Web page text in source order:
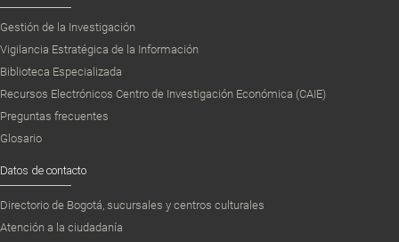
Gestión de la Investigación
Vigilancia Estratégica de la Información
Biblioteca Especializada
Recursos Electrónicos Centro de Investigación Económica (CAIE)
Preguntas frecuentes
Glosario
Datos de contacto
Directorio de Bogotá, sucursales y centros culturales
Atención a la ciudadanía